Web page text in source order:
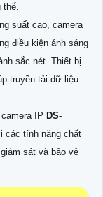
suất cao, camera
điều kiện ánh sáng
sắc nét. Thiết bị
truyền tải dữ liệu
IP DS-
các tính năng chất
sát và bảo vệ